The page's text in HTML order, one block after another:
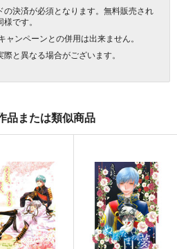
の決済が必須となります。無料販売され
です。
ャンペーンとの併用は出来ません。
と異なる場合がございます。
品または類似商品